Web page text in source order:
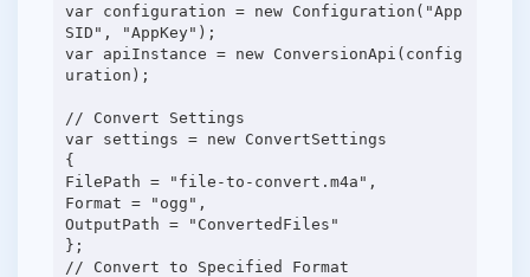
var configuration = new Configuration("App
SID", "AppKey");
var apiInstance = new ConversionApi(config
uration);
// Convert Settings
var settings = new ConvertSettings
{
FilePath = "file-to-convert.m4a",
Format = "ogg",
OutputPath = "ConvertedFiles"
};
// Convert to Specified Format